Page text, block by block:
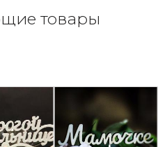
товары